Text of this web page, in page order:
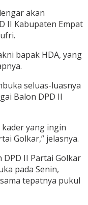
akan
II Kabupaten Empat
bapak HDA, yang
seluas-luasnya
Balon DPD II
yang ingin
Golkar,” jelasnya.
II Partai Golkar
pada Senin,
tepatnya pukul